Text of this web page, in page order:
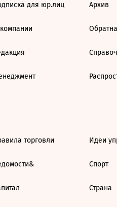
для юр.лиц Архив
торговли Идеи
Спорт
Страна